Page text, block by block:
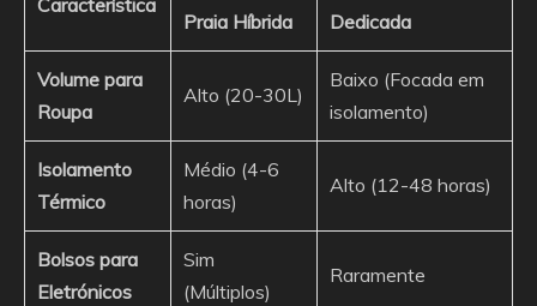
Característica
Praia Híbrida
Dedicada
Volume para
Roupa
Alto (20-30L)
Baixo (Focada em
isolamento)
Isolamento
Térmico
Médio (4-6
horas)
Alto (12-48 horas)
Bolsos para
Eletrónicos
Sim
(Múltiplos)
Raramente